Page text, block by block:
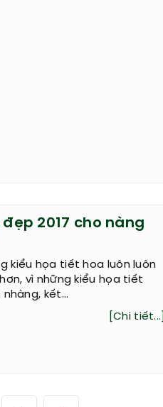
2017 cho nàng
kiểu họa tiết hoa luôn luôn
vì những kiểu họa tiết
kết...
[Chi tiết...]